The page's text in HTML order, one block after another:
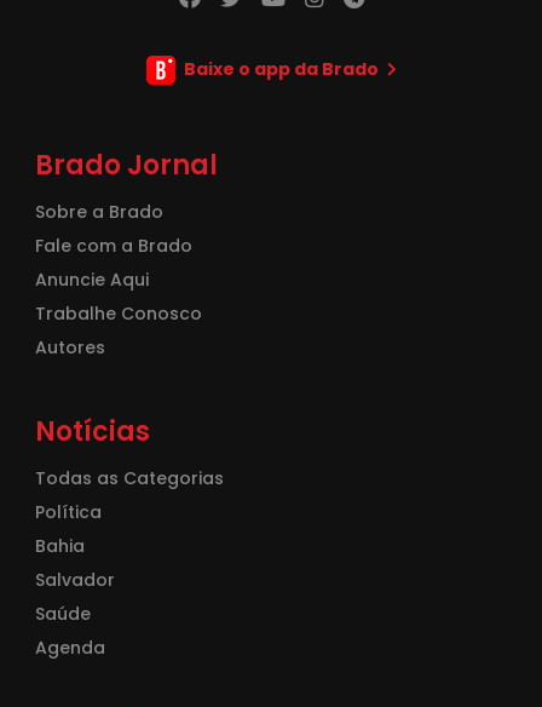
Baixe o app da Brado
Brado Jornal
Sobre a Brado
Fale com a Brado
Anuncie Aqui
Trabalhe Conosco
Autores
Notícias
Todas as Categorias
Política
Bahia
Salvador
Saúde
Agenda